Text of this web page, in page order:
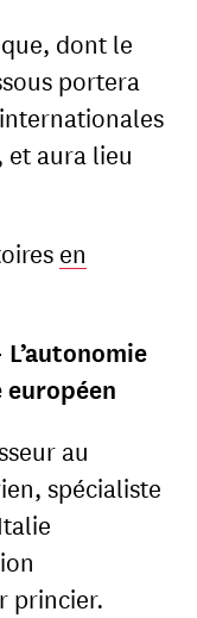
dont le
portera
et aura lieu
en
au
spécialiste
princier.